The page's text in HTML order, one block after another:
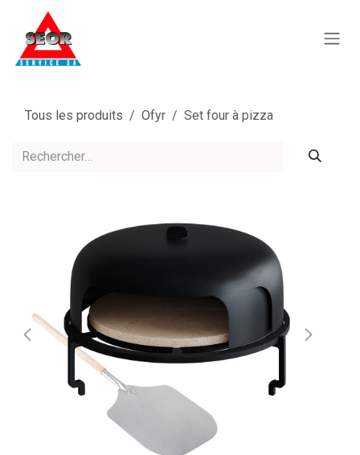
Se rendre au contenu
Tous les produits Ofyr Set four à pizza